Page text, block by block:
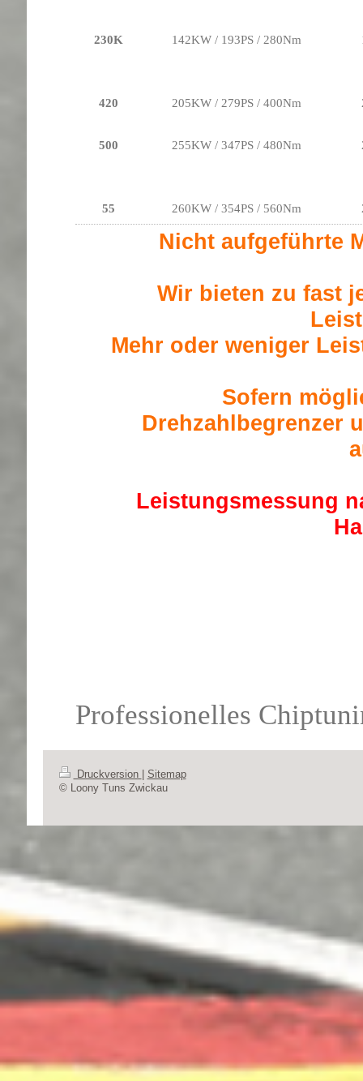
230K 142KW / 193PS / 280Nm
420 205KW / 279PS / 400Nm
500 255KW / 347PS / 480Nm
55 260KW / 354PS / 560Nm
Nicht aufgeführte
Wir bieten zu fast
Mehr oder weniger
Sofern
Drehzahlbegrenzer
Leistungsmessung
Professionelles
Druckversion
Sitemap
© Loony Tuns Zwickau